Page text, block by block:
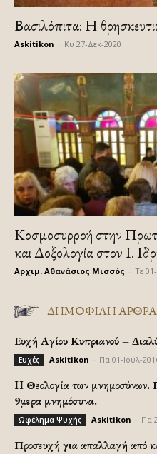
Βασιλόπιτα: Η
Askitikon Κυ 27-Δεκ-2020
Κοσμοσυρροή στην
και Δοξολογία στον Ι.
Αρχιμ. Αθανάσιος Μισσός Τε
ΔΗΜΟΦΙΛΗ ΑΡΘΡΑ
Ευχή Αγίου Κυπριανού –
Ευχές Askitikon Πα 01-Ιούλ-
H Θεολογία των μνημοσύνων.
9μερα μνημόσυνα.
Ωφέλημα Ψυχής Askitikon Πα
Προσευχή για απαλλαγή από